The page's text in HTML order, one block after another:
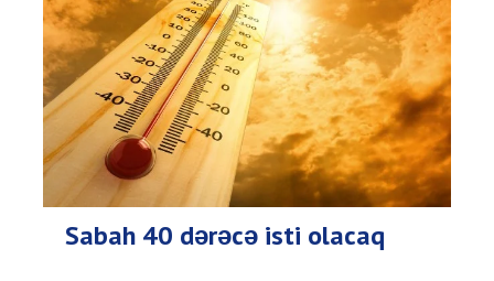
Sabah 40 dərəcə isti olacaq